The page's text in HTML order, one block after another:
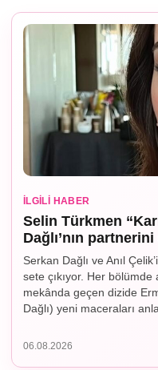
İLGILI HABER
Selin Türkmen
Dağlı’nın
Serkan Dağlı ve Anıl
sete çıkıyor. Her
mekânda geçen dizide
Dağlı) yeni maceraları
06.08.2026